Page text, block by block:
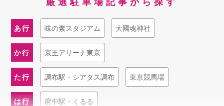
あ行 味の素スタジアム 大國魂神社
か行 京王アリーナ東京
た行 調布駅・シアタス調布 東京競馬場
は行 府中駅・くるる